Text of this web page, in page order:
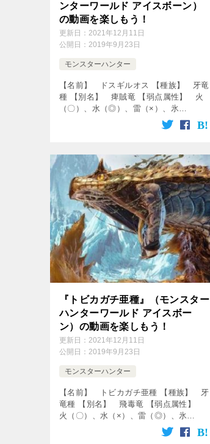
ンターワールド アイスボーン）
の動画を楽しもう！
更新日： 2021年12月11日
公開日： 2019年9月23日
モンスターハンター
【名前】 ドスギルオス 【種族】 牙竜
種 【別名】 痺賊竜 【弱点属性】 火
（〇）、水（◎）、雷（×）、氷
（〇）、龍（△） 【破壊できる部位】
頭、前脚 【出現エリア】 瘴気の谷 ↓の
『トビカガチ亜種』（モンスター
ハンターワールド アイスボー
ン）の動画を楽しもう！
更新日： 2021年12月11日
公開日： 2019年9月23日
モンスターハンター
【名前】 トビカガチ亜種 【種族】 牙
竜種 【別名】 飛毒竜 【弱点属性】
火（〇）、水（×）、雷（◎）、氷
（〇）、龍（△） 【破壊できる部位】
頭、背中、前脚、尻尾 【出現エリア】